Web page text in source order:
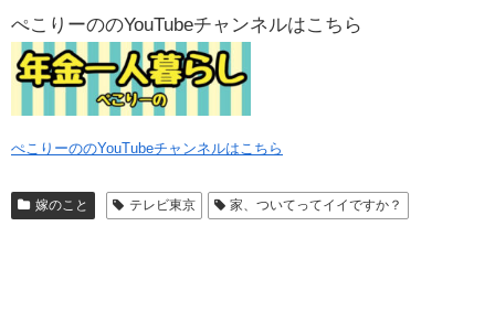
ぺこりーののYouTubeチャンネルはこちら
ぺこりーののYouTubeチャンネルはこちら
嫁のこと テレビ東京 家、ついてってイイですか？